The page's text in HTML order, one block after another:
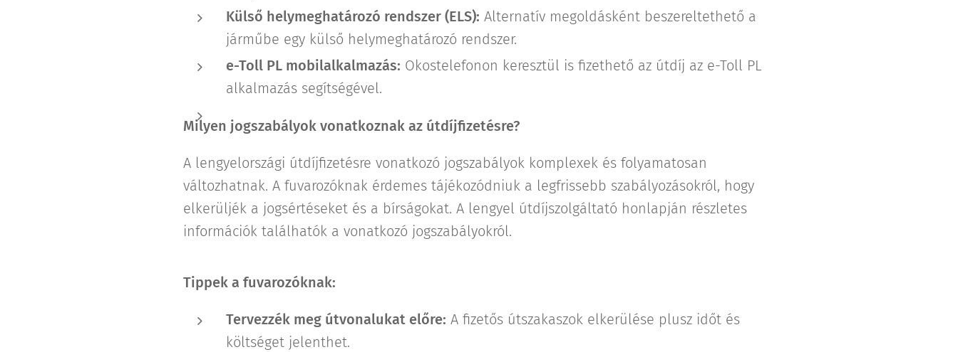
Külső helymeghatározó rendszer (ELS): Alternatív megoldásként beszereltethető a
járműbe egy külső helymeghatározó rendszer.
e-Toll PL mobilalkalmazás: Okostelefonon keresztül is fizethető az útdíj az e-Toll PL
alkalmazás segítségével.
Milyen jogszabályok vonatkoznak az útdíjfizetésre?
A lengyelországi útdíjfizetésre vonatkozó jogszabályok komplexek és folyamatosan
változhatnak. A fuvarozóknak érdemes tájékozódniuk a legfrissebb szabályozásokról, hogy
elkerüljék a jogsértéseket és a bírságokat. A lengyel útdíjszolgáltató honlapján részletes
információk találhatók a vonatkozó jogszabályokról.
Tippek a fuvarozóknak:
Tervezzék meg útvonalukat előre: A fizetős útszakaszok elkerülése plusz időt és
költséget jelenthet.